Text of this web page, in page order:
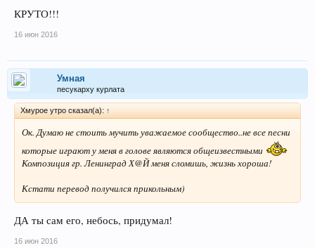
КРУТО!!!
16 июн 2016
Умная
песукарху курлата
Хмурое утро сказал(а): ↑
Ок. Думаю не стоить мучить уважаемое сообщество..не все песни
которые играют у меня в голове являются общеизвестными
Композиция гр. Ленинград Х@Й меня сломишь, жизнь хороша!
Кстати перевод получился прикольным)
ДА ты сам его, небось, придумал!
16 июн 2016